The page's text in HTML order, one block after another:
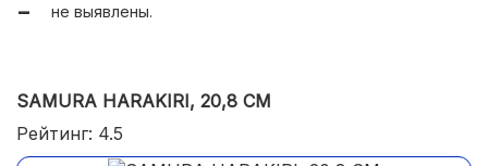
не выявлены.
SAMURA HARAKIRI, 20,8 СМ
Рейтинг: 4.5